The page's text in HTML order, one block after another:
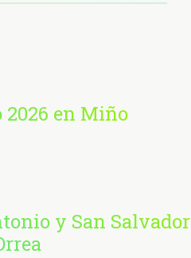
2026 en Miño
y San Salvador